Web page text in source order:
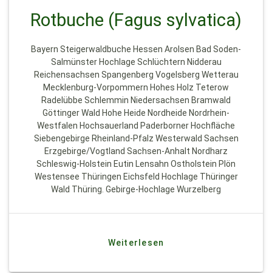
Rotbuche (Fagus sylvatica)
Bayern Steigerwaldbuche Hessen Arolsen Bad Soden-
Salmünster Hochlage Schlüchtern Nidderau
Reichensachsen Spangenberg Vogelsberg Wetterau
Mecklenburg-Vorpommern Hohes Holz Teterow
Radelübbe Schlemmin Niedersachsen Bramwald
Göttinger Wald Hohe Heide Nordheide Nordrhein-
Westfalen Hochsauerland Paderborner Hochfläche
Siebengebirge Rheinland-Pfalz Westerwald Sachsen
Erzgebirge/Vogtland Sachsen-Anhalt Nordharz
Schleswig-Holstein Eutin Lensahn Ostholstein Plön
Westensee Thüringen Eichsfeld Hochlage Thüringer
Wald Thüring. Gebirge-Hochlage Wurzelberg
Weiterlesen